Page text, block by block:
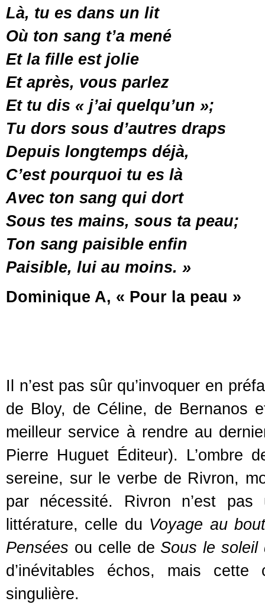
Là, tu es dans un lit
Où ton sang t’a mené
Et la fille est jolie
Et après, vous parlez
Et tu dis « j’ai quelqu’un »;
Tu dors sous d’autres draps
Depuis longtemps déjà,
C’est pourquoi tu es là
Avec ton sang qui dort
Sous tes mains, sous ta peau;
Ton sang paisible enfin
Paisible, lui au moins. »
Dominique A, « Pour la peau »
Il n’est pas sûr qu’invoquer en
de Bloy, de Céline, de Bernanos
meilleur service à rendre au
Pierre Huguet Éditeur). L’ombre
sereine, sur le verbe de Rivron,
par nécessité. Rivron n’est
littérature, celle du Voyage au
Pensées ou celle de Sous le soleil
d’inévitables échos, mais
singulière.